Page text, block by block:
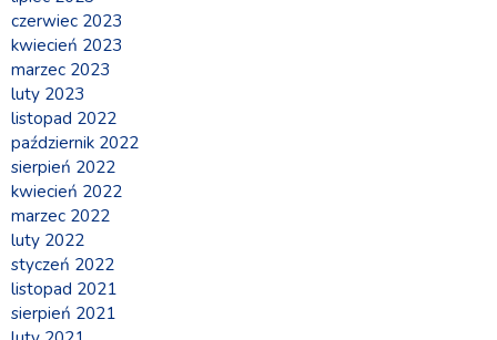
czerwiec 2023
kwiecień 2023
marzec 2023
luty 2023
listopad 2022
październik 2022
sierpień 2022
kwiecień 2022
marzec 2022
luty 2022
styczeń 2022
listopad 2021
sierpień 2021